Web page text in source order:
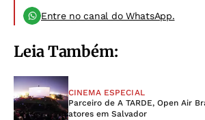
Entre no canal do WhatsApp.
Leia Também:
CINEMA ESPECIAL
Parceiro de A TARDE, Open Air
atores em Salvador